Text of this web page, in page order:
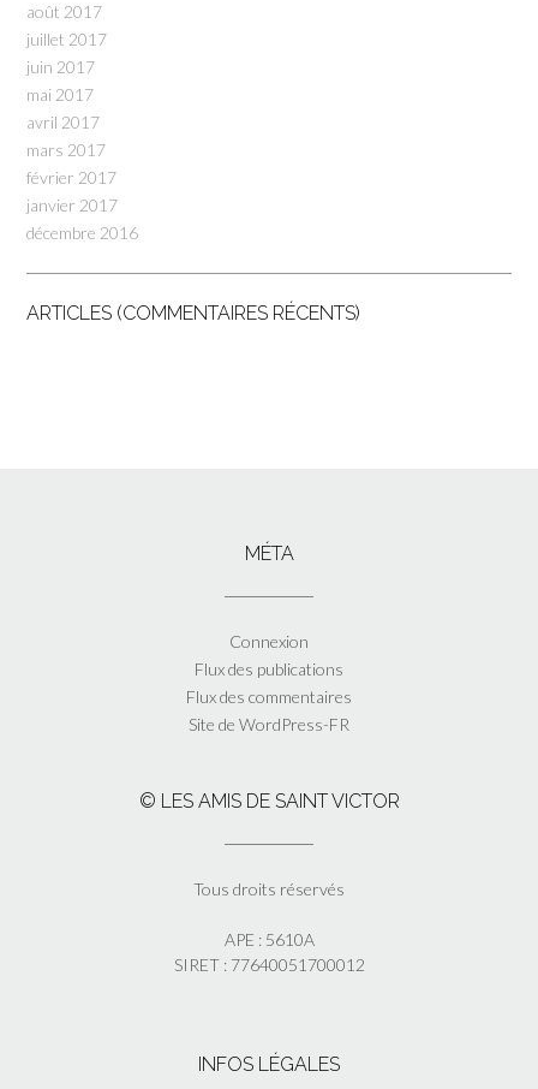
août 2017
juillet 2017
juin 2017
mai 2017
avril 2017
mars 2017
février 2017
janvier 2017
décembre 2016
ARTICLES (COMMENTAIRES RÉCENTS)
MÉTA
Connexion
Flux des publications
Flux des commentaires
Site de WordPress-FR
© LES AMIS DE SAINT VICTOR
Tous droits réservés
APE : 5610A
SIRET : 77640051700012
INFOS LÉGALES